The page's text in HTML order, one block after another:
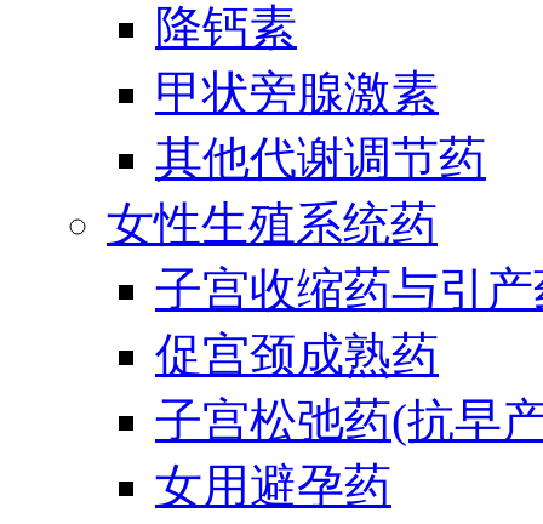
降钙素
甲状旁腺激素
其他代谢调节药
女性生殖系统药
子宫收缩药与引
促宫颈成熟药
子宫松弛药(抗早
女用避孕药